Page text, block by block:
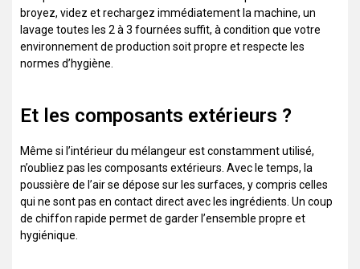
broyez, videz et rechargez immédiatement la machine, un
lavage toutes les 2 à 3 fournées suffit, à condition que votre
environnement de production soit propre et respecte les
normes d’hygiène.
Et les composants extérieurs ?
Même si l’intérieur du mélangeur est constamment utilisé,
n’oubliez pas les composants extérieurs. Avec le temps, la
poussière de l’air se dépose sur les surfaces, y compris celles
qui ne sont pas en contact direct avec les ingrédients. Un coup
de chiffon rapide permet de garder l’ensemble propre et
hygiénique.